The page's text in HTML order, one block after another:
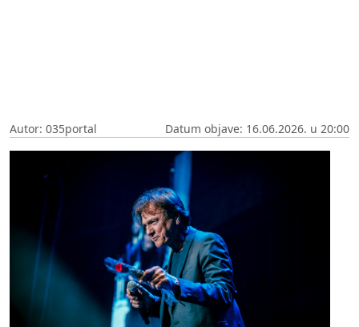
Autor: 035portal Datum objave: 16.06.2026. u 20:00